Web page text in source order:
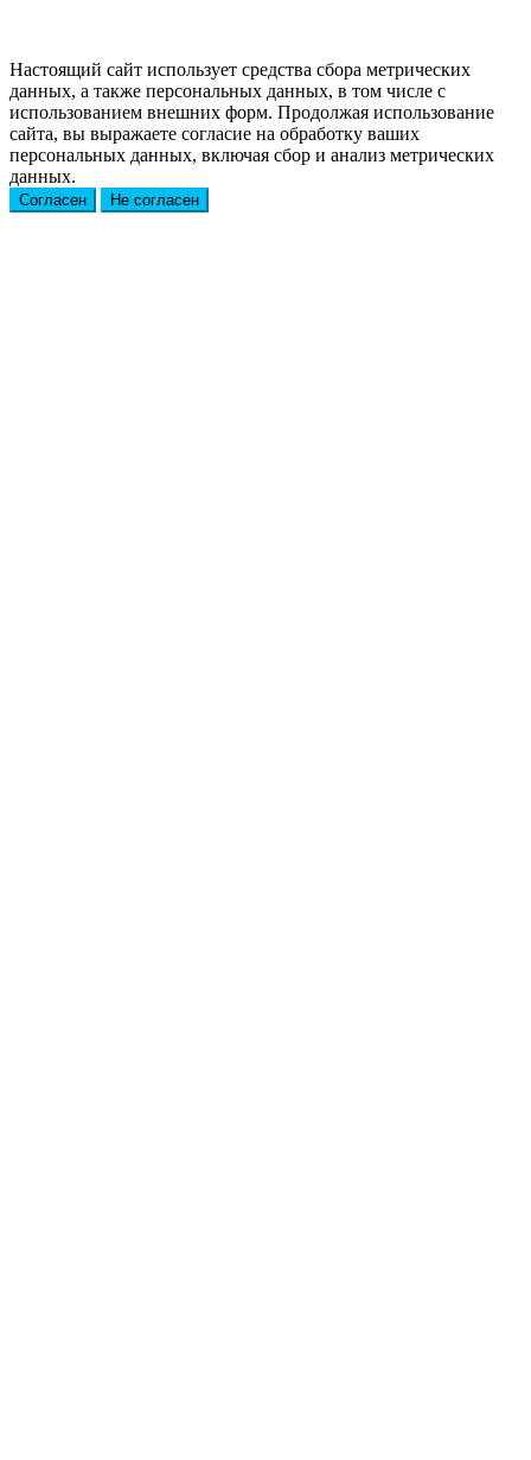
Настоящий сайт использует средства сбора метрических
данных, а также персональных данных, в том числе с
использованием внешних форм. Продолжая использование
сайта, вы выражаете согласие на обработку ваших
персональных данных, включая сбор и анализ метрических
данных.
Согласен Не согласен